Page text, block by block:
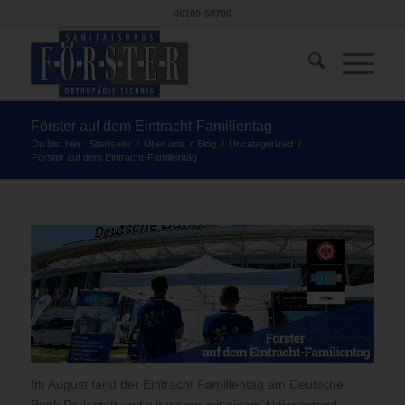
Förster auf dem Eintracht-Familientag
Du bist hier: Startseite / Über uns / Blog / Uncategorized /
Förster auf dem Eintracht-Familientag
Im August fand der Eintracht Familientag am Deutsche